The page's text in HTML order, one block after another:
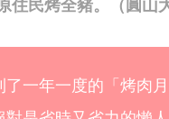
一年一度的「烤肉